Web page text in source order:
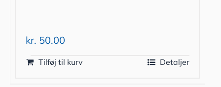
kr. 50.00
Tilføj til kurv Detaljer